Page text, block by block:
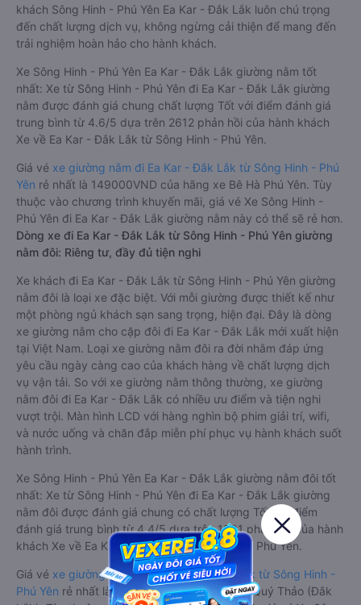
khách Sông Hinh - Phú Yên Ea Kar - Đắk Lắk luôn chú trọng
đến chất lượng dịch vụ, không ngừng cải thiện để mang đến
trải nghiệm hoàn hảo cho hành khách.
Xe Sông Hinh - Phú Yên Ea Kar - Đắk Lắk giường nằm tốt
nhất: Xe từ Sông Hinh - Phú Yên đi Ea Kar - Đắk Lắk giường
nằm được đánh giá chung chất lượng Tốt với điểm đánh giá
trung bình từ 4.6/5 dựa trên 2612 phản hồi của hành khách
Xe về Ea Kar - Đắk Lắk từ Sông Hinh - Phú Yên.
Giá vé xe giường nằm đi Ea Kar - Đắk Lắk từ Sông Hinh - Phú
Yên rẻ nhất là 149000VND của hãng xe Bê Hà Phú Yên. Tùy
thuộc vào chương trình khuyến mãi, giá vé Xe Sông Hinh -
Phú Yên đi Ea Kar - Đắk Lắk giường nằm này có thể sẽ rẻ hơn.
Dòng xe đi Ea Kar - Đắk Lắk từ Sông Hinh - Phú Yên giường
nằm đôi: Riêng tư, đầy đủ tiện nghi
Xe khách đi Ea Kar - Đắk Lắk từ Sông Hinh - Phú Yên giường
nằm đôi là loại xe đặc biệt. Với mỗi giường được thiết kế như
một phòng ngủ khách sạn sang trọng, hiện đại. Đây là dòng
xe giường nằm cho cặp đôi đi Ea Kar - Đắk Lắk mới xuất hiện
tại Việt Nam. Loại xe giường nằm đôi ra đời nhằm đáp ứng
yêu cầu ngày càng cao của khách hàng về chất lượng dịch
vụ vận tải. So với xe giường nằm thông thường, xe giường
nằm đôi đi Ea Kar - Đắk Lắk có nhiều ưu điểm và tiện nghi
vượt trội. Màn hình LCD với hàng nghìn bộ phim giải trí, wifi,
và nước uống và chăn đắp miễn phí phục vụ hành khách suốt
hành trình.
Xe Sông Hinh - Phú Yên Ea Kar - Đắk Lắk giường nằm đôi tốt
nhất: Xe từ Sông Hinh - Phú Yên đi Ea Kar - Đắk Lắk giường
nằm đôi được đánh giá chung có chất lượng Tốt với điểm
đánh giá trung bình từ 4.4/5 dựa trên 1801 phản hồi của hành
khách Xe về Ea Kar - Đắk Lắk từ Sông Hinh - Phú Yên.
Giá vé xe giường nằm đôi đi Ea Kar - Đắk Lắk từ Sông Hinh -
Phú Yên rẻ nhất là 150000VND của hãng xe Quý Thảo (Đắk